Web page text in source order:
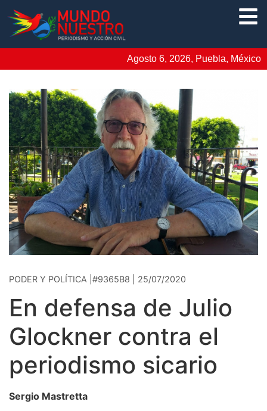
Agosto 6, 2026, Puebla, México
PODER Y POLÍTICA |#9365B8 | 25/07/2020
En defensa de Julio
Glockner contra el
periodismo sicario
Sergio Mastretta